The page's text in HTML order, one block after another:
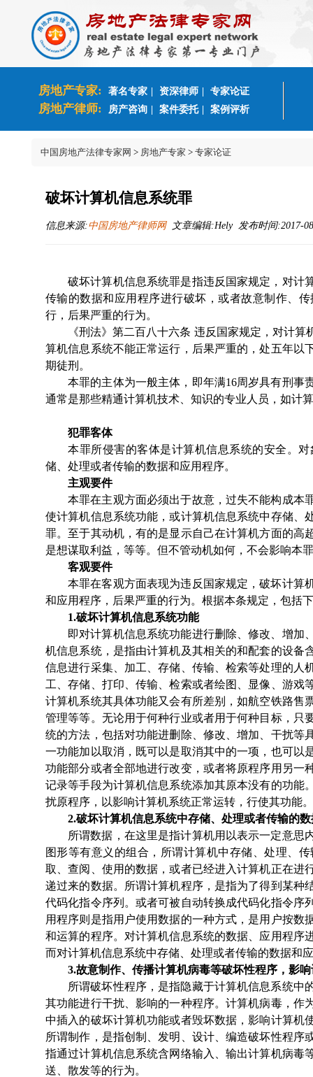
房地产专家: 著名专家 资深律师 专家论证
房地产律师: 房产咨询 案件委托 案例评析
中国房地产法律专家网 > 房地产专家 > 专家论证
破坏计算机信息系统罪
信息来源:中国房地产律师网文章编辑:Hely 发布时间:2017-
破坏计算机信息系统罪是指违反国家规定，对计
传输的数据和应用程序进行破坏，或者故意制作、
行，后果严重的行为。
《刑法》第二百八十六条 违反国家规定，对计算
算机信息系统不能正常运行，后果严重的，处五年以
期徒刑。
本罪的主体为一般主体，即年满16周岁具有刑事
通常是那些精通计算机技术、知识的专业人员，如计
犯罪客体
本罪所侵害的客体是计算机信息系统的安全。
储、处理或者传输的数据和应用程序。
主观要件
本罪在主观方面必须出于故意，过失不能构成本
使计算机信息系统功能，或计算机信息系统中存储、
罪。至于其动机，有的是显示自己在计算机方面的高
是想谋取利益，等等。但不管动机如何，不会影响本
客观要件
本罪在客观方面表现为违反国家规定，破坏计算
和应用程序，后果严重的行为。根据本条规定，包括
1.破坏计算机信息系统功能
即对计算机信息系统功能进行删除、修改、增加
机信息系统，是指由计算机及其相关的和配套的设备
信息进行采集、加工、存储、传输、检索等处理的人
工、存储、打印、传输、检索或者绘图、显像、游
计算机系统其具体功能又会有所差别，如航空铁路售
管理等等。无论用于何种行业或者用于何种目标，只
统的方法，包括对功能进删除、修改、增加、干扰等
一功能加以取消，既可以是取消其中的一项，也可以
功能部分或者全部地进行改变，或者将原程序用另一
记录等手段为计算机信息系统添加其原本没有的功能
扰原程序，以影响计算机系统正常运转，行使其功能。
2.破坏计算机信息系统中存储、处理或者传输的
所谓数据，在这里是指计算机用以表示一定意思
图形等有意义的组合，所谓计算机中存储、处理、
取、查阅、使用的数据，或者已经进入计算机正在进
递过来的数据。所谓计算机程序，是指为了得到某种
代码化指令序列。或者可被自动转换成代码化指令序
用程序则是指用户使用数据的一种方式，是用户按
和运算的程序。对计算机信息系统的数据、应用程序
而对计算机信息系统中存储、处理或者传输的数据和
3.故意制作、传播计算机病毒等破坏性程序，影
所谓破坏性程序，是指隐藏于计算机信息系统中
其功能进行干扰、影响的一种程序。计算机病毒，作
中插入的破坏计算机功能或者毁坏数据，影响计算机
所谓制作，是指创制、发明、设计、编造破坏性程
指通过计算机信息系统含网络输入、输出计算机病毒
送、散发等的行为。